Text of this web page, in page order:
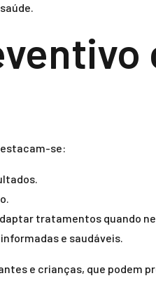
se:
tratamentos quando
e saudáveis.
e crianças, que podem